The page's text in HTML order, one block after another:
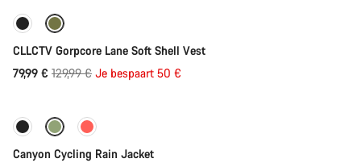
-38%
CLLCTV Gorpcore Lane Soft Shell Vest
79,99 € Originele
129,99 € Je bespaart 50 €
-78%
Direct toevoegen
Canyon Cycling Rain Jacket